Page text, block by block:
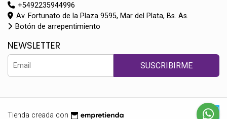
+5492235944996
Av. Fortunato de la Plaza 9595, Mar del Plata, Bs. As.
Botón de arrepentimiento
NEWSLETTER
SUSCRIBIRME
Tienda creada con